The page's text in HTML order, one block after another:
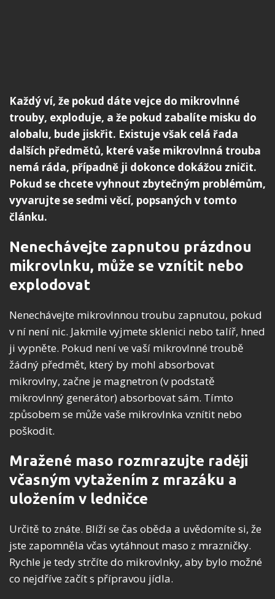
Každý ví, že pokud dáte vejce do mikrovlnné
trouby, exploduje, a že pokud zabalíte misku do
alobalu, bude jiskřit. Existuje však celá řada
dalších předmětů, které vaše mikrovlnná trouba
nemá ráda, případně ji dokonce dokážou zničit.
Pokud se chcete vyhnout zbytečným problémům,
vyvarujte se sedmi věcí, popsaných v tomto
článku.
Nenechávejte zapnutou prázdnou
mikrovlnku, může se vznítit nebo
explodovat
Nenechávejte mikrovlnnou troubu zapnutou, pokud
v ní není nic. Jakmile vyjmete sklenici nebo talíř, hned
ji vypněte. Pokud není ve vaší mikrovlnné troubě
žádný předmět, který by mohl absorbovat
mikrovlny, začne je magnetron (v podstatě
mikrovlnný generátor) absorbovat sám. Tímto
způsobem se může vaše mikrovlnka vznítit nebo
poškodit.
Mražené maso rozmrazujte raději
včasným vytažením z mrazáku a
uložením v ledničce
Určitě to znáte. Blíží se čas oběda a uvědomíte si, že
jste zapomněla včas vytáhnout maso z mrazničky.
Rychle je tedy strčíte do mikrovlnky, aby bylo možné
co nejdříve začít s přípravou jídla.